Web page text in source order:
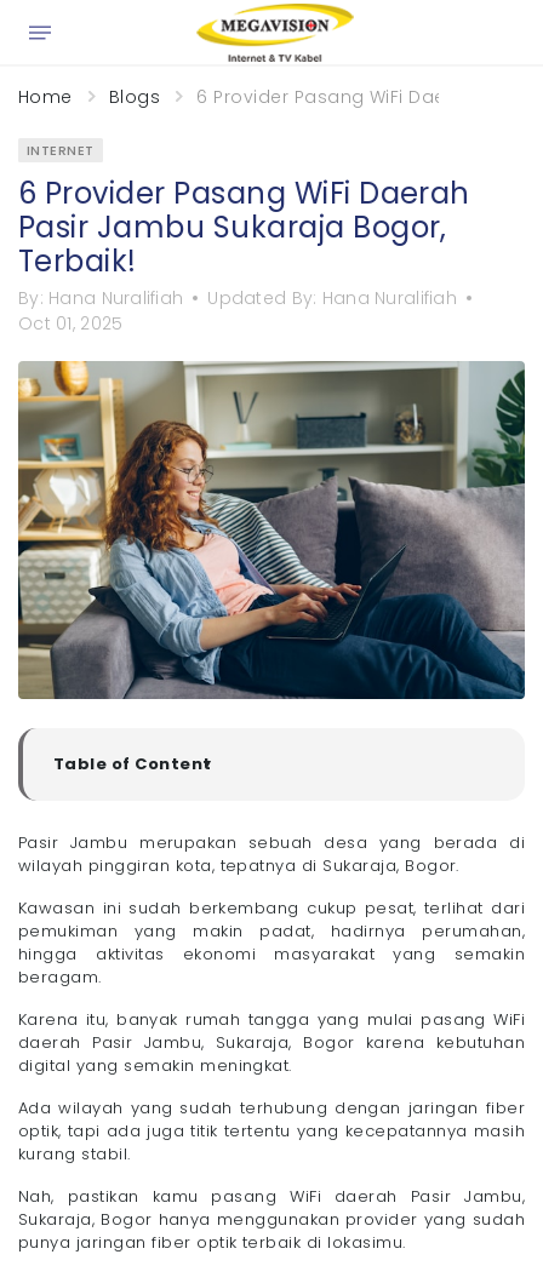
Home Blogs 6 Provider Pasang WiFi Daerah Pasir
INTERNET
6 Provider Pasang WiFi Daerah
Pasir Jambu Sukaraja Bogor,
Terbaik!
By: Hana Nuralifiah Updated By: Hana Nuralifiah
Oct 01, 2025
Table of Content
▼
- 1. Megavision
- 3. IndiHome
- 4. MyRepublic
- 5. ICONNET
Tips Memilih Layanan Pasang WiFi Daerah Pasir
Jambu, Sukaraja, Bogor yang Bagus
- 1. Pertimbangkan Provider Lokal yang Lebih
- 2. Pastikan Kualitas Jaringan Baik di Lokasimu
- 3. Sesuaikan dengan Kebutuhan Sehari-Hari
Cara Pasang WiFi Daerah Pasir Jambu, Sukaraja,
Bogor dengan Megavision
Pastikan Kebutuhan Internet Kamu Terpenuhi dengan
Pasir Jambu merupakan sebuah desa yang berada di
wilayah pinggiran kota, tepatnya di Sukaraja, Bogor.
Kawasan ini sudah berkembang cukup pesat, terlihat dari
pemukiman yang makin padat, hadirnya perumahan,
hingga aktivitas ekonomi masyarakat yang semakin
beragam.
Karena itu, banyak rumah tangga yang mulai pasang WiFi
daerah Pasir Jambu, Sukaraja, Bogor karena kebutuhan
digital yang semakin meningkat.
Ada wilayah yang sudah terhubung dengan jaringan fiber
optik, tapi ada juga titik tertentu yang kecepatannya masih
kurang stabil.
Nah, pastikan kamu pasang WiFi daerah Pasir Jambu,
Sukaraja, Bogor hanya menggunakan provider yang sudah
punya jaringan fiber optik terbaik di lokasimu.